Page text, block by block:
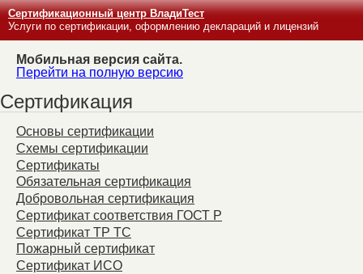
Сертификационный центр ВладиТест
Услуги по сертификации, оформлению деклараций и лицензий
Мобильная версия сайта.
Перейти на полную версию
Сертификация
Основы сертификации
Схемы сертификации
Сертификаты
Обязательная сертификация
Добровольная сертификация
Сертификат соответствия ГОСТ Р
Сертификат ТР ТС
Пожарный сертификат
Сертификат ИСО